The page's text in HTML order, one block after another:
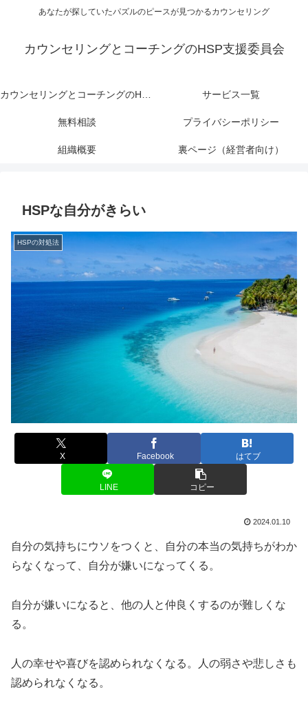
あなたが探していたパズルのピースが見つかるカウンセリング
カウンセリングとコーチングのHSP支援委員会
カウンセリングとコーチングのHSP支援委員会 サービス一覧
無料相談 プライバシーポリシー
組織概要 裏ページ（経営者向け）
HSPな自分がきらい
HSPの対処法
X Facebook はてブ
LINE コピー
2024.01.10
自分の気持ちにウソをつくと、自分の本当の気持ちがわか
らなくなって、自分が嫌いになってくる。
自分が嫌いになると、他の人と仲良くするのが難しくな
る。
人の幸せや喜びを認められなくなる。人の弱さや悲しさも
認められなくなる。